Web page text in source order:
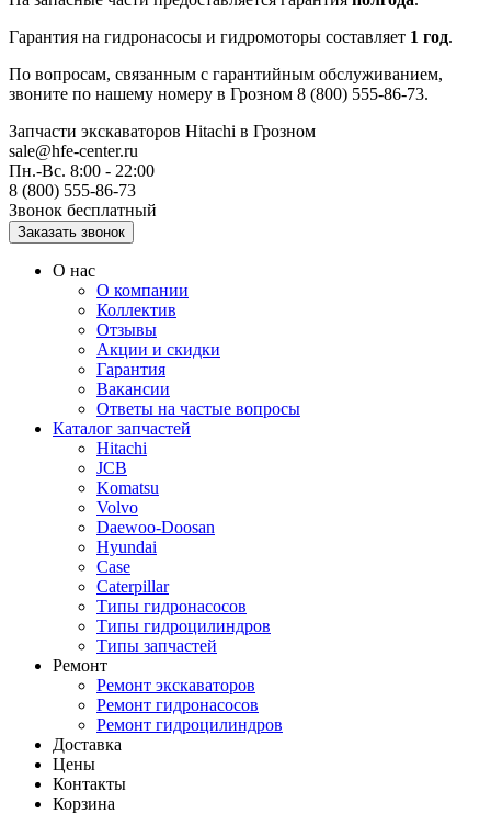
Гарантия на гидронасосы и гидромоторы составляет 1 год.
По вопросам, связанным с гарантийным обслуживанием,
звоните по нашему номеру в Грозном 8 (800) 555-86-73.
Запчасти экскаваторов Hitachi в Грозном
sale@hfe-center.ru
Пн.-Вс. 8:00 - 22:00
8 (800) 555-86-73
Звонок бесплатный
О нас
О компании
Коллектив
Отзывы
Акции и скидки
Гарантия
Вакансии
Ответы на частые вопросы
Каталог запчастей
Hitachi
JCB
Komatsu
Volvo
Daewoo-Doosan
Hyundai
Case
Caterpillar
Типы гидронасосов
Типы гидроцилиндров
Типы запчастей
Ремонт
Ремонт экскаваторов
Ремонт гидронасосов
Ремонт гидроцилиндров
Доставка
Цены
Контакты
Корзина